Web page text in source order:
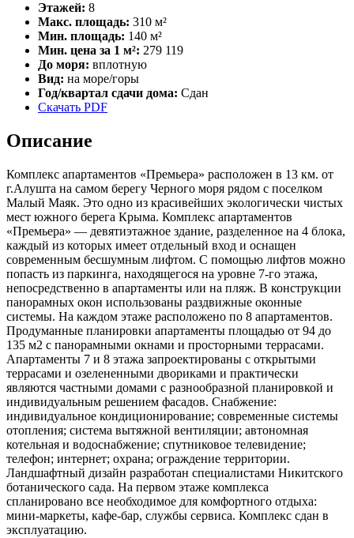
Этажей: 8
Макс. площадь: 310 м²
Мин. площадь: 140 м²
Мин. цена за 1 м²: 279 119
До моря: вплотную
Вид: на море/горы
Год/квартал сдачи дома: Сдан
Скачать PDF
Описание
Комплекс апартаментов «Премьера» расположен в 13 км. от
г.Алушта на самом берегу Черного моря рядом с поселком
Малый Маяк. Это одно из красивейших экологически чистых
мест южного берега Крыма. Комплекс апартаментов
«Премьера» — девятиэтажное здание, разделенное на 4 блока,
каждый из которых имеет отдельный вход и оснащен
современным бесшумным лифтом. С помощью лифтов можно
попасть из паркинга, находящегося на уровне 7-го этажа,
непосредственно в апартаменты или на пляж. В конструкции
панорамных окон использованы раздвижные оконные
системы. На каждом этаже расположено по 8 апартаментов.
Продуманные планировки апартаменты площадью от 94 до
135 м2 с панорамными окнами и просторными террасами.
Апартаменты 7 и 8 этажа запроектированы с открытыми
террасами и озелененными двориками и практически
являются частными домами с разнообразной планировкой и
индивидуальным решением фасадов. Снабжение:
индивидуальное кондиционирование; современные системы
отопления; система вытяжной вентиляции; автономная
котельная и водоснабжение; спутниковое телевидение;
телефон; интернет; охрана; ограждение территории.
Ландшафтный дизайн разработан специалистами Никитского
ботанического сада. На первом этаже комплекса
спланировано все необходимое для комфортного отдыха:
мини-маркеты, кафе-бар, службы сервиса. Комплекс сдан в
эксплуатацию.